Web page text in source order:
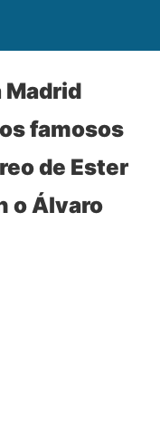
Madrid
famosos
de Ester
o Álvaro